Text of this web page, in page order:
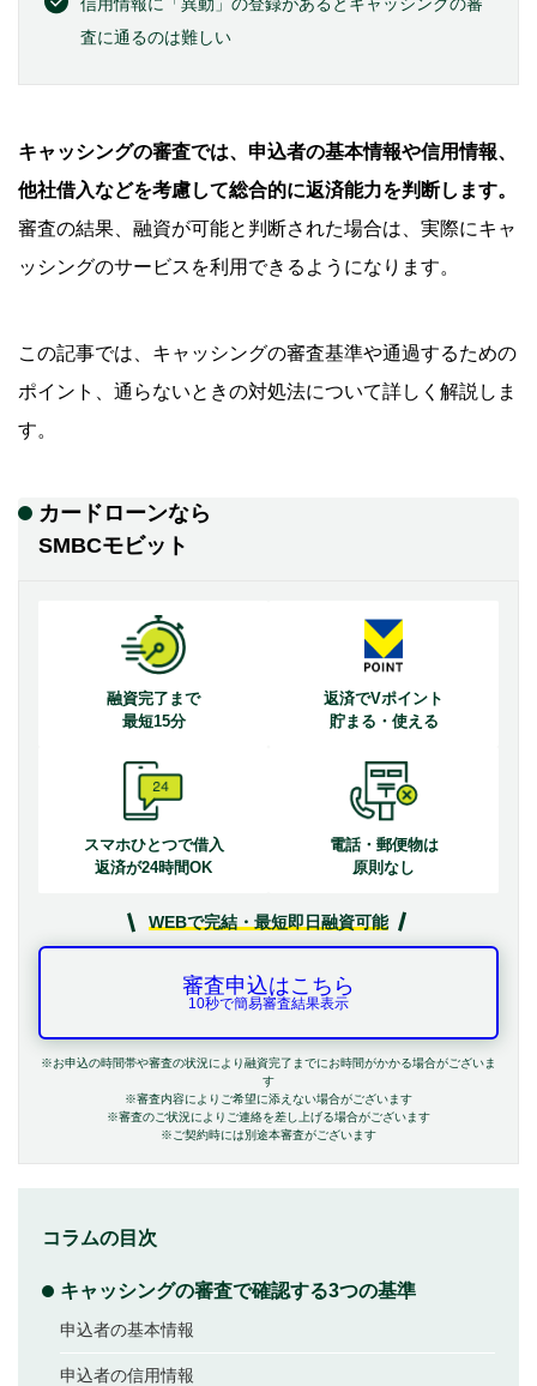
査に通るのは難しい
キャッシングの審査では、申込者の基本情報や信用情報、
他社借入などを考慮して総合的に返済能力を判断します。
審査の結果、融資が可能と判断された場合は、実際にキャ
ッシングのサービスを利用できるようになります。
この記事では、キャッシングの審査基準や通過するための
ポイント、通らないときの対処法について詳しく解説しま
す。
カードローンなら
SMBCモビット
融資完了まで
最短15分
返済でVポイント
貯まる・使える
スマホひとつで借入
返済が24時間OK
電話・郵便物は
原則なし
WEBで完結・最短即日融資可能
審査申込はこちら
10秒で簡易審査結果表示
※お申込の時間帯や審査の状況により融資完了までにお時間がかかる場合がございま
す
※審査内容によりご希望に添えない場合がございます
※審査のご状況によりご連絡を差し上げる場合がございます
※ご契約時には別途本審査がございます
コラムの目次
キャッシングの審査で確認する3つの基準
申込者の基本情報
申込者の信用情報